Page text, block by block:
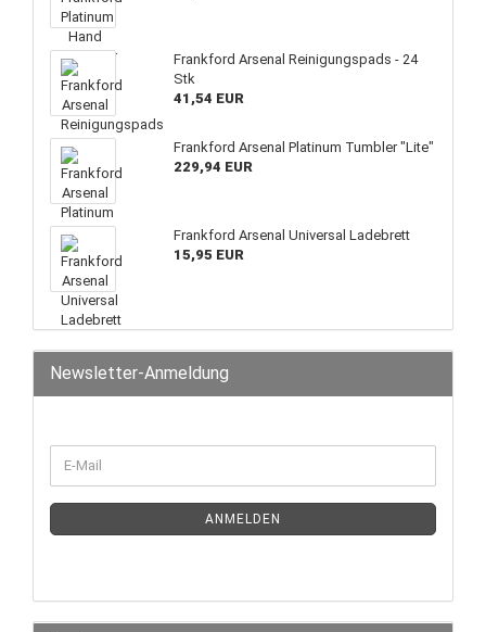
Frankford Arsenal Reinigungspads - 24
Stk
41,54 EUR
Frankford Arsenal Platinum Tumbler "Lite"
229,94 EUR
Frankford Arsenal Universal Ladebrett
15,95 EUR
Newsletter-Anmeldung
ANMELDEN